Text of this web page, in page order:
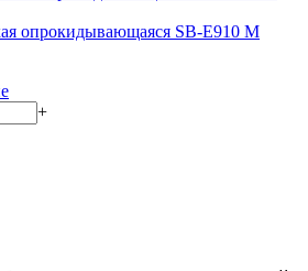
опрокидывающаяся SB-E910 M
+